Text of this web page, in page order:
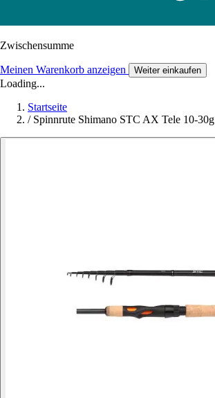
Zwischensumme
Meinen Warenkorb anzeigen Weiter einkaufen
Loading...
Startseite
/ Spinnrute Shimano STC AX Tele 10-30g